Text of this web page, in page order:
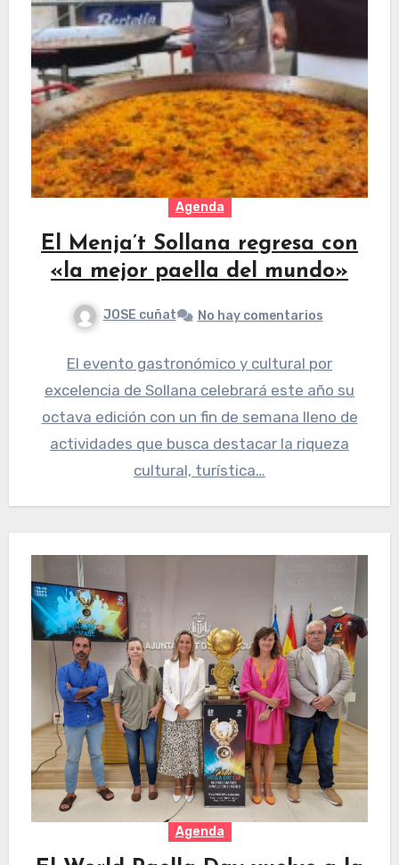
Agenda
El Menja’t Sollana regresa con
«la mejor paella del mundo»
JOSE cuñat No hay comentarios
El evento gastronómico y cultural por
excelencia de Sollana celebrará este año su
octava edición con un fin de semana lleno de
actividades que busca destacar la riqueza
cultural, turística…
Agenda